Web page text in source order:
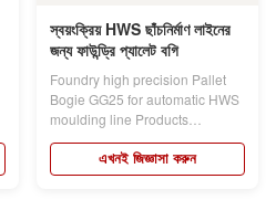
স্বয়ংক্রিয় HWS ছাঁচনির্মাণ লাইনের
জন্য ফাউন্ড্রি প্যালেট বগি
Foundry high precision Pallet
Bogie GG25 for automatic HWS
moulding line Products
description:...
এখনই জিজ্ঞাসা করুন